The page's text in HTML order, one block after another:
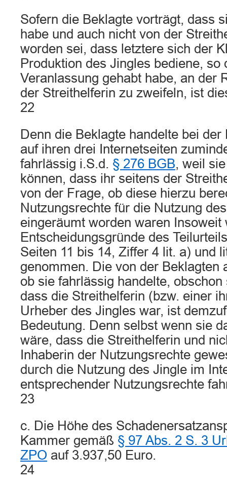
Sofern die Beklagte vorträgt, dass
habe und auch nicht von der
worden sei, dass letztere sich der
Produktion des Jingles bediene, so
Veranlassung gehabt habe, an der
der Streithelferin zu zweifeln, ist
22
Denn die Beklagte handelte bei
auf ihren drei Internetseiten
fahrlässig i.S.d. § 276 BGB, weil
können, dass ihr seitens der
von der Frage, ob diese hierzu
Nutzungsrechte für die Nutzung
eingeräumt worden waren Insoweit
Entscheidungsgründe des
Seiten 11 bis 14, Ziffer 4 lit. a) und
genommen. Die von der Beklagten
ob sie fahrlässig handelte,
dass die Streithelferin (bzw. einer
Urheber des Jingles war, ist
Bedeutung. Denn selbst wenn sie
wäre, dass die Streithelferin und
Inhaberin der Nutzungsrechte
durch die Nutzung des Jingle im
entsprechender Nutzungsrechte
23
c. Die Höhe des
Kammer gemäß § 97 Abs. 2 S. 3
ZPO auf 3.937,50 Euro.
24